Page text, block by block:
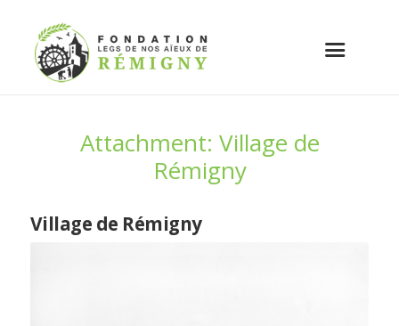
Attachment: Village de
Rémigny
Village de Rémigny